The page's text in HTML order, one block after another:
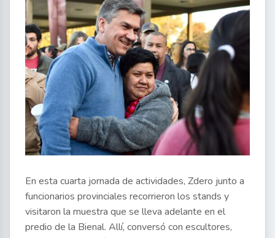
En esta cuarta jornada de actividades, Zdero junto a
funcionarios provinciales recorrieron los stands y
visitaron la muestra que se lleva adelante en el
predio de la Bienal. Allí, conversó con escultores,